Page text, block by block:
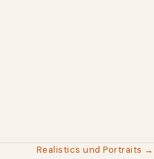
Realistics und Portraits →